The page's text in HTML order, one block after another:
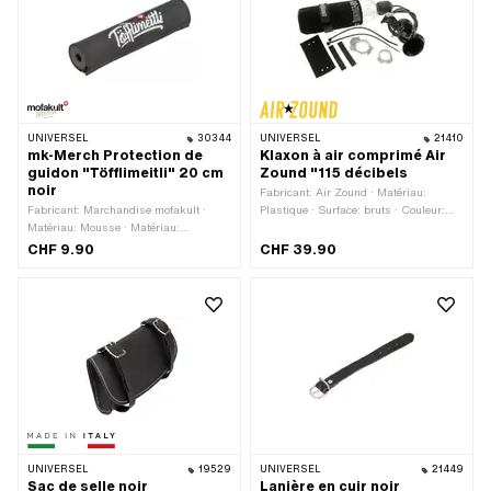
UNIVERSEL 30344
mk-Merch Protection de
guidon "Töfflimeitli" 20 cm
noir
Fabricant: Marchandise mofakult ·
Matériau: Mousse · Matériau:
Plastique · Longueur totale: 200 mm ·
CHF 9.90
UNIVERSEL 21410
Klaxon à air comprimé Air
Zound "115 décibels
Fabricant: Air Zound · Matériau:
Plastique · Surface: bruts · Couleur:
750 mm · Diamètre de serrage: 24
CHF 39.90
UNIVERSEL 19529
Sac de selle noir
UNIVERSEL 21449
Lanière en cuir noir